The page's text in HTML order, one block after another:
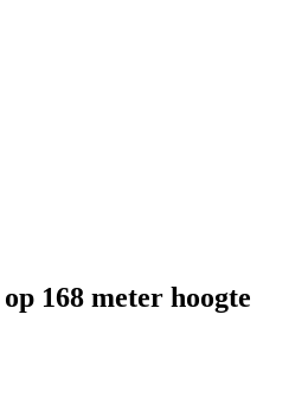
168 meter hoogte